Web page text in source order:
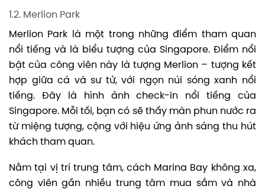
1.2. Merlion Park
Merlion Park là một trong những điểm tham quan
nổi tiếng và là biểu tượng của Singapore. Điểm nổi
bật của công viên này là tượng Merlion – tượng kết
hợp giữa cá và sư tử, với ngọn núi sóng xanh nổi
tiếng. Đây là hình ảnh check-in nổi tiếng của
Singapore. Mỗi tối, bạn có sẽ thấy màn phun nước ra
từ miệng tượng, cộng với hiệu ứng ảnh sáng thu hút
khách tham quan.
Nằm tại vị trí trung tâm, cách Marina Bay không xa,
công viên gần nhiều trung tâm mua sắm và nhà